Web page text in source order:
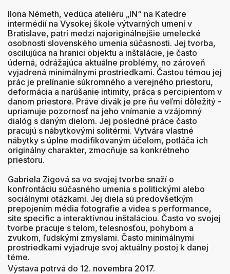
Ilona Németh, vedúca ateliéru „IN“ na Katedre
intermédií na Vysokej škole výtvarných umení v
Bratislave, patrí medzi najoriginálnejšie umelecké
osobnosti slovenského umenia súčasnosti. Jej tvorba,
oscilujúca na hranici objektu a inštalácie, je často
úderná, odrážajúca aktuálne problémy, no zároveň
vyjadrená minimálnymi prostriedkami. Častou témou jej
prác je prelínanie súkromného a verejného priestoru,
deformácia a narúšanie intimity, práca s percipientom v
danom priestore. Práve divák je pre ňu veľmi dôležitý -
upriamuje pozornosť na jeho vnímanie a vzájomný
dialóg s daným dielom. Jej posledné práce často
pracujú s nábytkovými solitérmi. Vytvára vlastné
nábytky s úplne modifikovaným účelom, potláča ich
originálny charakter, zmocňuje sa konkrétneho
priestoru.
Gabriela Zigová sa vo svojej tvorbe snaží o
konfrontáciu súčasného umenia s politickými alebo
sociálnymi otázkami. Jej diela sú predovšetkým
prepojením média fotografie a videa s performance,
site specific a interaktívnou inštaláciou. Často vo svojej
tvorbe pracuje s telom, telesnosťou, pohybom a
zvukom, ľudskými zmyslami. Často minimálnymi
prostriedkami vyjadruje svoj aktuálny postoj k danej
téme.
Výstava potrvá do 12. novembra 2017.